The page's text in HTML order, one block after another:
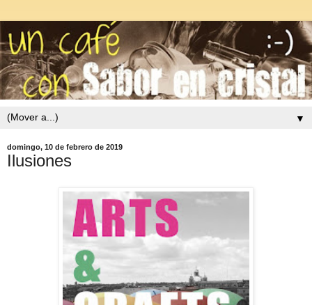
▼
domingo, 10 de febrero de 2019
Ilusiones